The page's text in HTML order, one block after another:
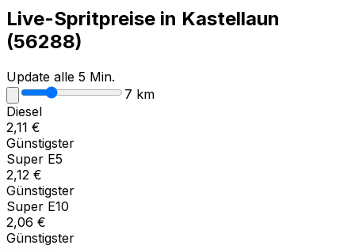
Live-Spritpreise in Kastellaun
(56288)
Update alle 5 Min.
7 km
Diesel
2,11 €
Günstigster
Super E5
2,12 €
Günstigster
Super E10
2,06 €
Günstigster